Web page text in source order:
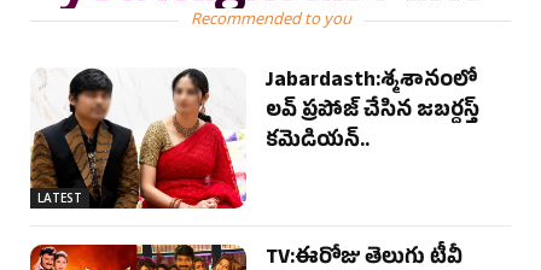
Recommended to you
LATEST
Jabardasth:శ్మశానంలో
లవ్ ప్రపోజ్ చేసిన జబర్దస్త్
కమెడియన్..
TV:ఈరోజు తెలుగు టీవీ